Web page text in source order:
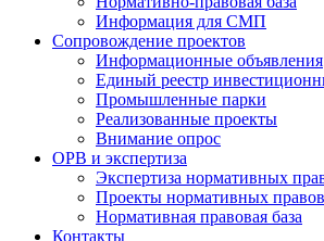
Информация для СМП
Сопровождение проектов
Информационные объявления
Единый реестр
Промышленные парки
Реализованные проекты
Внимание опрос
ОРВ и экспертиза
Экспертиза нормативных
Проекты нормативных
Нормативная правовая база
Контакты